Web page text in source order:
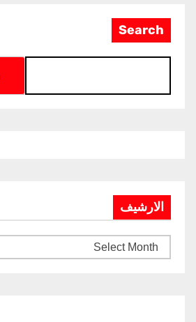
Search
الارشيف